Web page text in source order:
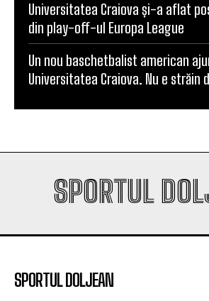
Universitatea Craiova și-a aflat
din play-off-ul Europa League
Un nou baschetbalist american
Universitatea Craiova. Nu e străin
SPORTUL
SPORTUL DOLJEAN